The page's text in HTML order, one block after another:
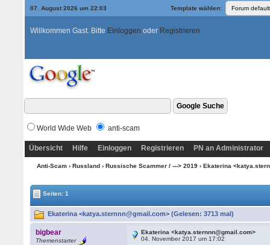
07. August 2026 um 22:03 Template wählen:
Willkommen Gast. Bitte Einloggen oder Registrieren
World Wide Web anti-scam
Übersicht Hilfe Einloggen Registrieren PN an Administrator
Anti-Scam› Russland› Russische Scammer / ---> 2019› Ekaterina
Seiten: 1
Ekaterina <katya.sternnn@gmail.com> (Gelesen: 3713 mal)
bigbear
Themenstarter
Ekaterina <katya.sternnn@gmail.com>
04. November 2017 um 17:02